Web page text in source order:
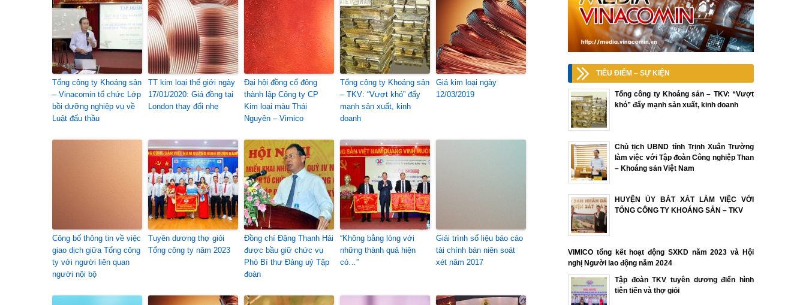
Tổng công ty Khoáng sản
– Vinacomin tổ chức Lớp
bồi dưỡng nghiệp vụ về
Luật đấu thầu
TT kim loại thế giới ngày
17/01/2020: Giá đồng tại
London thay đổi nhẹ
Đại hội đồng cổ đông
thành lập Công ty CP
Kim loại màu Thái
Nguyên – Vimico
Tổng công ty Khoáng sản
– TKV: “Vượt khó” đẩy
mạnh sản xuất, kinh
doanh
Giá kim loại ngày
12/03/2019
Công bố thông tin về việc
giao dịch giữa Tổng công
ty với người liên quan
người nội bộ
Tuyên dương thợ giỏi
Tổng công ty năm 2023
Đồng chí Đặng Thanh Hải
được bầu giữ chức vụ
Phó Bí thư Đảng uỷ Tập
đoàn
“Không bằng lòng với
những thành quả hiện
có…”
Giải trình số liệu báo cáo
tài chính bán niên soát
xét năm 2017
TIÊU ĐIỂM – SỰ KIỆN
Tổng công ty Khoáng sản – TKV: “Vượt
khó” đẩy mạnh sản xuất, kinh doanh
Chủ tịch UBND tỉnh Trịnh Xuân Trường
làm việc với Tập đoàn Công nghiệp Than
– Khoáng sản Việt Nam
HUYỆN ỦY BÁT XÁT LÀM VIỆC VỚI
TỔNG CÔNG TY KHOÁNG SẢN – TKV
VIMICO tổng kết hoạt động SXKD năm 2023 và Hội
nghị Người lao động năm 2024
Tập đoàn TKV tuyên dương điển hình
tiên tiến và thợ giỏi